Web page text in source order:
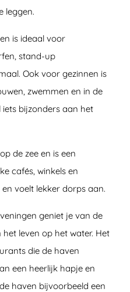
leggen.
is ideaal voor
stand-up
Ook voor gezinnen is
zwemmen en in de
bijzonders aan het
de zee en is een
cafés, winkels en
voelt lekker dorps aan.
geniet je van de
leven op het water. Het
die de haven
een heerlijk hapje en
haven bijvoorbeeld een